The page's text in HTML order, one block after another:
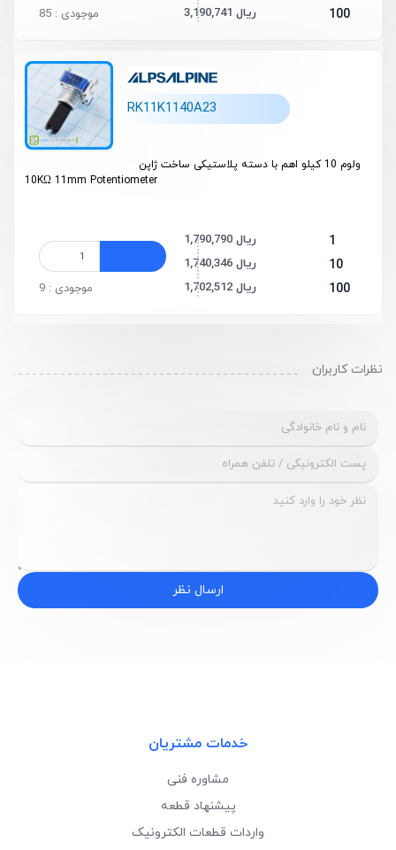
100 3,190,741 ریال موجودی : 85
RK11K1140A23
ولوم 10 کیلو اهم با دسته پلاستیکی ساخت ژاپن
10KΩ 11mm Potentiometer
1 1,790,790 ریال
10 1,740,346 ریال
100 1,702,512 ریال موجودی : 9
نظرات کاربران
ارسال نظر
خدمات مشتریان
مشاوره فنی
پیشنهاد قطعه
واردات قطعات الکترونیک